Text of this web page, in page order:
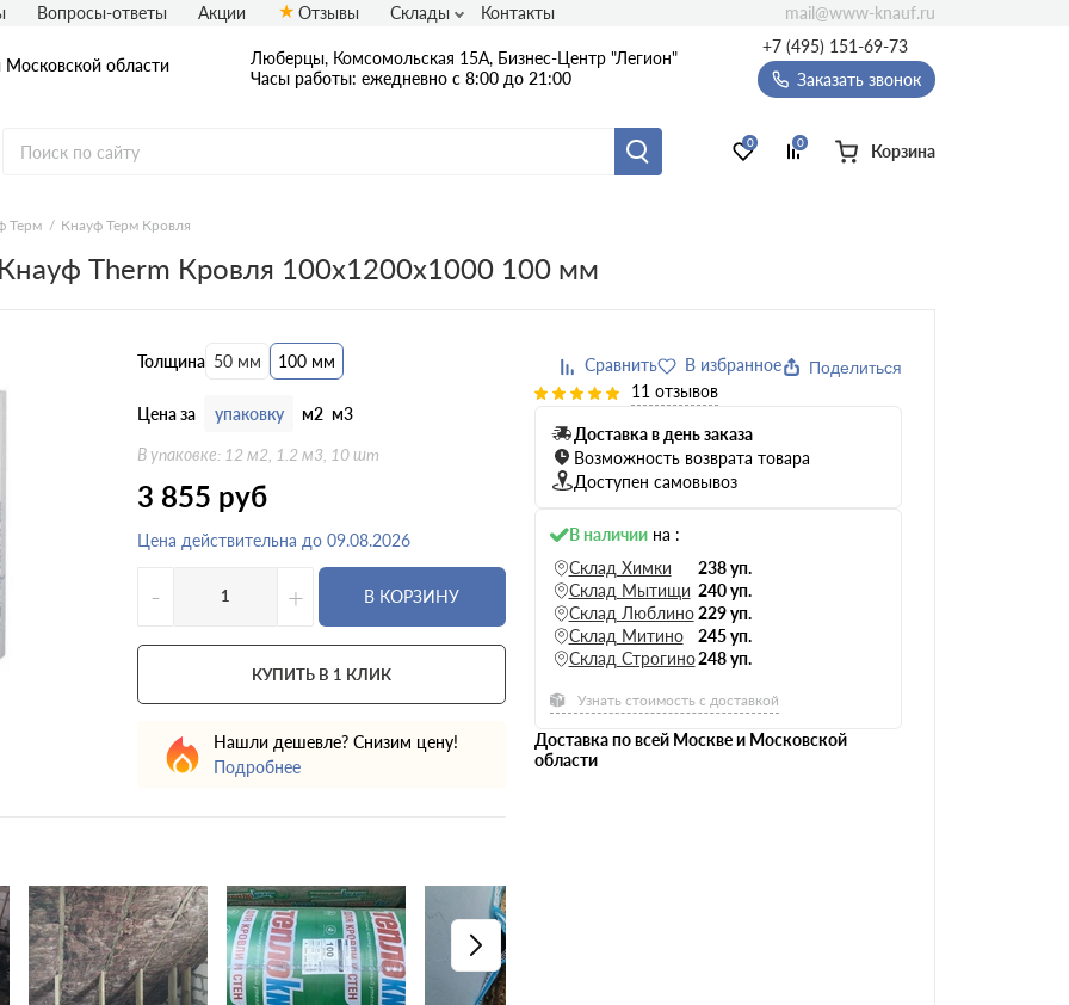
области
Люберцы, Комсомольская 15А, Бизнес-Центр "Легион"
Часы работы: ежедневно с 8:00 до 21:00
+7 (495) 151-69-73
Заказать звонок
Применение
Для пола
Для бани
Для вентиляции
Для мансарды
Для потолка
Для фундамента/цоколя
150
60
0 0 Корзина
Вопросы-ответы Акции Отзывы Склады Контакты mail@www-knauf.ru
Терм Кнауф Терм Кровля
Therm Кровля 100х1200х1000 100 мм
Толщина 50 мм 100 мм
Цена за упаковку м2 м3
В упаковке: 12 м2, 1.2 м3, 10 шт
3 855 руб
Цена действительна до 09.08.2026
- + В КОРЗИНУ
КУПИТЬ В 1 КЛИК
Нашли дешевле? Снизим цену!
Подробнее
Поделиться
11 отзывов
Доставка в день заказа
Возможность возврата товара
Доступен самовывоз
В наличиина :
Склад Химки
238 уп.
Склад Мытищи 240 уп.
Склад Люблино 229 уп.
Склад Митино
245 уп.
Склад Строгино248 уп.
Узнать стоимость с доставкой
Доставка по всей Москве и Московской
области